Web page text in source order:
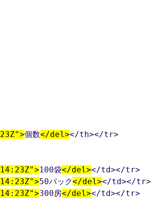
個数</del></th></tr>
100袋</del></td></tr>
50パック</del></td></tr>
300房</del></td></tr>